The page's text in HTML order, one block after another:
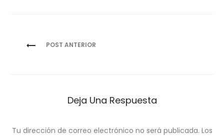
Navegación
POST ANTERIOR
Deja Una Respuesta
Tu dirección de correo electrónico no será publicada. Los